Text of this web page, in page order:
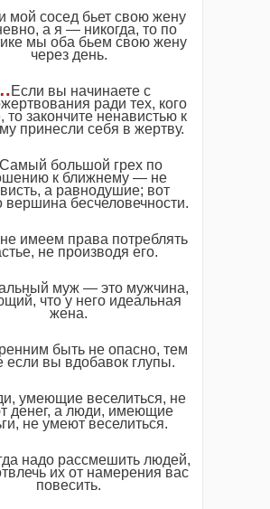
мой сосед бьет свою жену
а я — никогда, то по
мы оба бьем свою жену
через день.
Если вы начинаете с
ради тех, кого
то закончите ненавистью к
принесли себя в жертву.
Самый большой грех по
к ближнему — не
а равнодушие; вот
вершина бесчеловечности.
имеем права потреблять
не производя его.
муж — это мужчина,
что у него идеальная
жена.
быть не опасно, тем
если вы вдобавок глупы.
умеющие веселиться, не
денег, а люди, имеющие
не умеют веселиться.
надо рассмешить людей,
их от намерения вас
повесить.